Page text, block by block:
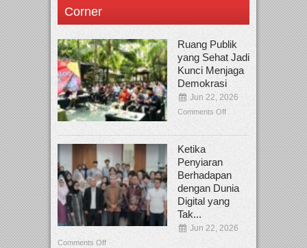
Corner
Ruang Publik
yang Sehat Jadi
Kunci Menjaga
Demokrasi
Jun 22, 2026
Comments Off
Ketika
Penyiaran
Berhadapan
dengan Dunia
Digital yang
Tak...
Jun 22, 2026
Comments Off